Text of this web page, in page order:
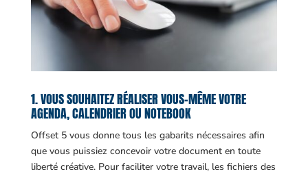
1. VOUS SOUHAITEZ RÉALISER VOUS-MÊME VOTRE
AGENDA, CALENDRIER OU NOTEBOOK
Offset 5 vous donne tous les gabarits nécessaires afin
que vous puissiez concevoir votre document en toute
liberté créative. Pour faciliter votre travail, les fichiers des